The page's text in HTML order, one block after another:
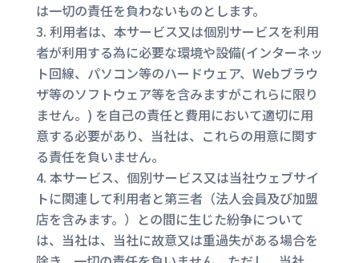
は一切の責任を負わないものとします。
利用者は、本サービス又は個別サービスを利用
者が利用する為に必要な環境や設備(インターネッ
ト回線、パソコン等のハードウェア、Webブラウ
ザ等のソフトウェア等を含みますがこれらに限り
ません。) を自己の責任と費用において適切に用
意する必要があり、当社は、これらの用意に関す
る責任を負いません。
本サービス、個別サービス又は当社ウェブサイ
トに関連して利用者と第三者（法人会員及び加盟
店を含みます。）との間に生じた紛争について
は、当社は、当社に故意又は重過失がある場合を